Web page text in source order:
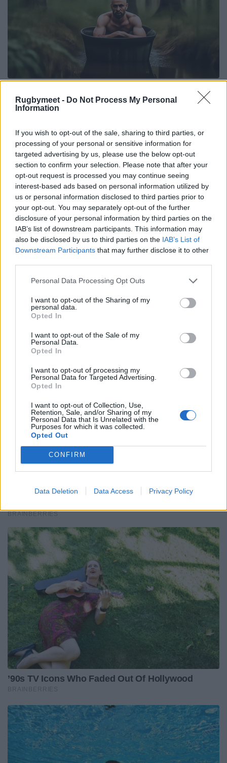
Rugbymeet - Do Not Process My Personal
Information
If you wish to opt-out of the sale, sharing to third parties, or
processing of your personal or sensitive information for
targeted advertising by us, please use the below opt-out
section to confirm your selection. Please note that after your
opt-out request is processed you may continue seeing
interest-based ads based on personal information utilized by
us or personal information disclosed to third parties prior to
your opt-out. You may separately opt-out of the further
disclosure of your personal information by third parties on the
IAB’s list of downstream participants. This information may
also be disclosed by us to third parties on the IAB’s List of
Downstream Participants that may further disclose it to other
Personal Data Processing Opt Outs
I want to opt-out of the Sharing of my
personal data.
Opted In
I want to opt-out of the Sale of my
Personal Data.
Opted In
I want to opt-out of processing my
Personal Data for Targeted Advertising.
Opted In
I want to opt-out of Collection, Use,
Retention, Sale, and/or Sharing of my
Personal Data that Is Unrelated with the
Purposes for which it was collected.
Opted Out
CONFIRM
Data Deletion Data Access Privacy Policy